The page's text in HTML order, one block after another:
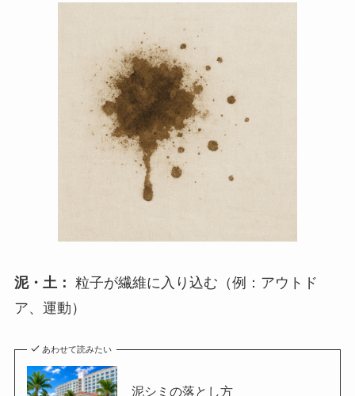
泥・土： 粒子が繊維に入り込む（例：アウトド
ア、運動）
あわせて読みたい
泥シミの落とし方